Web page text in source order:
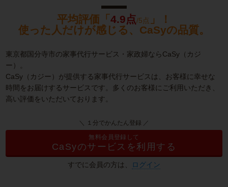
平均評価「 4.9点/5点
」！
使った人だけが感じる、CaSyの品質。
東京都国分寺市の家事代行サービス・家政婦ならCaSy（カジ
ー）。
CaSy（カジー）が提供する家事代行サービスは、お客様に幸せな
時間をお届けするサービスです。多くのお客様にご利用いただき、
高い評価をいただいております。
＼ １分でかんたん登録 ／
無料会員登録して
CaSyのサービスを利用する
すでに会員の方は、 ログイン